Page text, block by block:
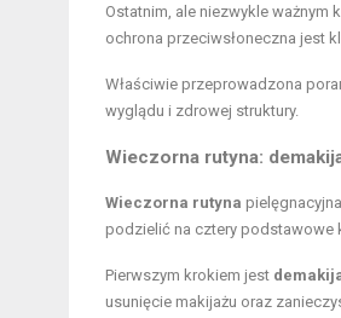
Ostatnim, ale niezwykle ważnym
ochrona przeciwsłoneczna jest
Właściwie przeprowadzona
wyglądu i zdrowej struktury.
Wieczorna rutyna:
Wieczorna rutyna
podzielić na cztery podstawowe
Pierwszym krokiem jest
usunięcie makijażu oraz